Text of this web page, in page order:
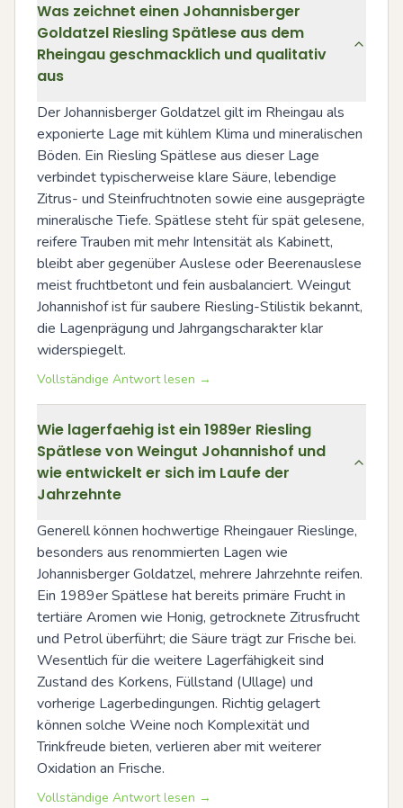
Was zeichnet einen Johannisberger
Goldatzel Riesling Spätlese aus dem
Rheingau geschmacklich und qualitativ
aus
Der Johannisberger Goldatzel gilt im Rheingau als
exponierte Lage mit kühlem Klima und mineralischen
Böden. Ein Riesling Spätlese aus dieser Lage
verbindet typischerweise klare Säure, lebendige
Zitrus- und Steinfruchtnoten sowie eine ausgeprägte
mineralische Tiefe. Spätlese steht für spät gelesene,
reifere Trauben mit mehr Intensität als Kabinett,
bleibt aber gegenüber Auslese oder Beerenauslese
meist fruchtbetont und fein ausbalanciert. Weingut
Johannishof ist für saubere Riesling-Stilistik bekannt,
die Lagenprägung und Jahrgangscharakter klar
widerspiegelt.
Vollständige Antwort lesen →
Wie lagerfaehig ist ein 1989er Riesling
Spätlese von Weingut Johannishof und
wie entwickelt er sich im Laufe der
Jahrzehnte
Generell können hochwertige Rheingauer Rieslinge,
besonders aus renommierten Lagen wie
Johannisberger Goldatzel, mehrere Jahrzehnte reifen.
Ein 1989er Spätlese hat bereits primäre Frucht in
tertiäre Aromen wie Honig, getrocknete Zitrusfrucht
und Petrol überführt; die Säure trägt zur Frische bei.
Wesentlich für die weitere Lagerfähigkeit sind
Zustand des Korkens, Füllstand (Ullage) und
vorherige Lagerbedingungen. Richtig gelagert
können solche Weine noch Komplexität und
Trinkfreude bieten, verlieren aber mit weiterer
Oxidation an Frische.
Vollständige Antwort lesen →